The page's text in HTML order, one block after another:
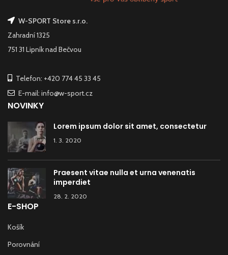
W-SPORT Store s.r.o.
Zahradní 1325
751 31 Lipník nad Bečvou
Telefon: +420 774 45 33 45
E-mail: info@w-sport.cz
NOVINKY
Lorem ipsum dolor sit amet, consectetur
1. 3. 2020
Praesent vitae nulla et urna venenatis
imperdiet
28. 2. 2020
E-SHOP
Košík
Porovnání